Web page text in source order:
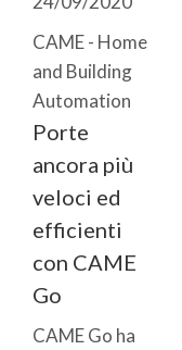
CAME - Home
and Building
Automation
Porte
ancora più
veloci ed
efficienti
con CAME
Go
CAME Go ha